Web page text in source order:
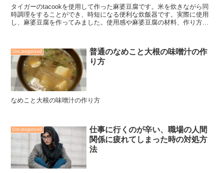
タイガーのtacookを使用して作った麻婆豆腐です。米を炊きながら同
時調理をすることができ、時短になる便利な炊飯器です。実際に使用
し、麻婆豆腐を作ってみました。使用感や麻婆豆腐の材料、作り方が
Uncategorized
普通のなめこと大根の味噌汁の作
り方
なめこと大根の味噌汁の作り方
Uncategorized
仕事に行くのが辛い、職場の人間
関係に疲れてしまった時の対処方
法